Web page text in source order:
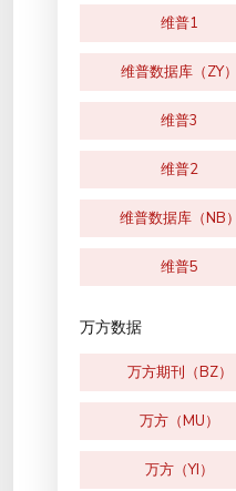
维普1
维普数据库（ZY）
维普3
维普2
维普数据库（NB）
维普5
万方数据
万方期刊（BZ）
万方（MU）
万方（YI）